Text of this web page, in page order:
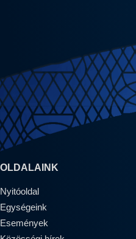
OLDALAINK
Nyitóoldal
Egységeink
Események